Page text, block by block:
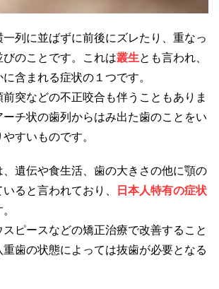
列に並ばずに前後にズレたり、重なっ
のことです。これは叢生とも言われ、
含まれる症状の１つです。
突などの不正咬合も伴うこともありま
チ状の歯列からはみ出た歯のことをい
すいものです。
、遺伝や食生活、歯の大きさの他に顎の
ると言われており、
日本人特有の症状
ピースなどの矯正治療で改善すること
歯の状態によっては抜歯が必要となる